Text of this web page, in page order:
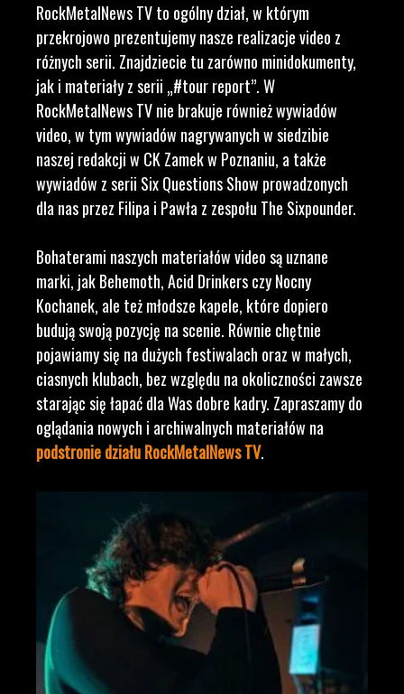
RockMetalNews TV to ogólny dział, w którym
przekrojowo prezentujemy nasze realizacje video z
różnych serii. Znajdziecie tu zarówno minidokumenty,
jak i materiały z serii „#tour report”. W
RockMetalNews TV nie brakuje również wywiadów
video, w tym wywiadów nagrywanych w siedzibie
naszej redakcji w CK Zamek w Poznaniu, a także
wywiadów z serii Six Questions Show prowadzonych
dla nas przez Filipa i Pawła z zespołu The Sixpounder.
Bohaterami naszych materiałów video są uznane
marki, jak Behemoth, Acid Drinkers czy Nocny
Kochanek, ale też młodsze kapele, które dopiero
budują swoją pozycję na scenie. Równie chętnie
pojawiamy się na dużych festiwalach oraz w małych,
ciasnych klubach, bez względu na okoliczności zawsze
starając się łapać dla Was dobre kadry. Zapraszamy do
oglądania nowych i archiwalnych materiałów na
podstronie działu RockMetalNews TV.